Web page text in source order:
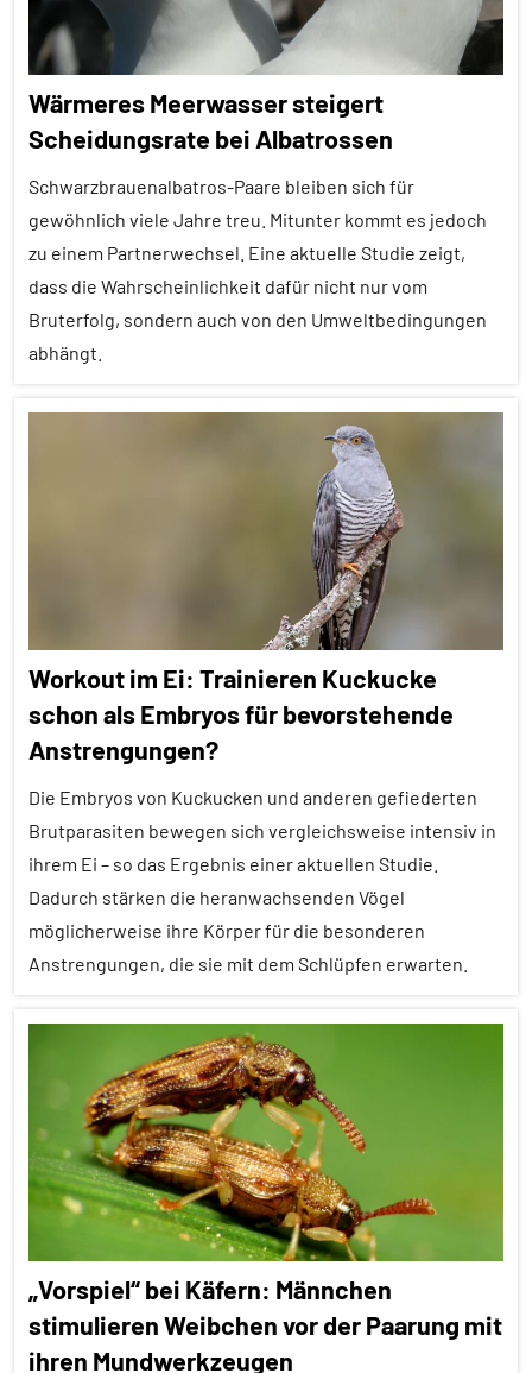
Tiergruppen
Empfohlene
Artikel
Forschung
Inter-
Spezies
Neozoon
Wärmeres Meerwasser steigert
Scheidungsrate bei Albatrossen
Schwarzbrauenalbatros-Paare bleiben sich für
gewöhnlich viele Jahre treu. Mitunter kommt es jedoch
zu einem Partnerwechsel. Eine aktuelle Studie zeigt,
dass die Wahrscheinlichkeit dafür nicht nur vom
Bruterfolg, sondern auch von den Umweltbedingungen
abhängt.
Ernährung
aktuell
Fortpflanzung
anthropogene
Einflüsse
Organisation
Sozialverhalten
Umwelteinflüsse
Vögel
Wirbeltiere
Workout im Ei: Trainieren Kuckucke
schon als Embryos für bevorstehende
Anstrengungen?
Die Embryos von Kuckucken und anderen gefiederten
Brutparasiten bewegen sich vergleichsweise intensiv in
ihrem Ei – so das Ergebnis einer aktuellen Studie.
Dadurch stärken die heranwachsenden Vögel
möglicherweise ihre Körper für die besonderen
Anstrengungen, die sie mit dem Schlüpfen erwarten.
Themen
Alle
Tiergruppen
aktuell
Fortpflanzung
„Vorspiel“ bei Käfern: Männchen
stimulieren Weibchen vor der Paarung mit
ihren Mundwerkzeugen